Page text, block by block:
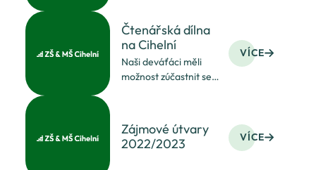
oboru, to znamená
chtějí se vyučit
řemeslu, navštívila
Střední školu techniky
a služeb v Karviné a její
Čtenářská dílna
na Cihelní
Naši deváťáci měli
možnost zúčastnit se
Hana Kaniová,
lektorka, s sebou
VÍCE
Zájmové útvary
2022/2023
VÍCE